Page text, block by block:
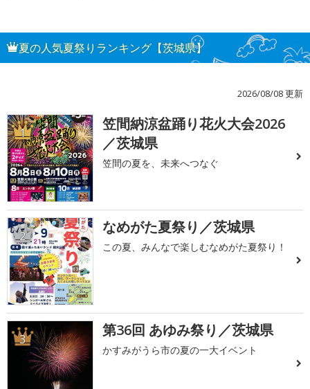
夏の人気夏祭りランキング【茨城県】
2026/08/08 更新
1
笠間納涼盆踊り花火大会2026
／茨城県
笠間の夏を、未来へつなぐ
2 なめがた夏祭り／茨城県
この夏、みんなで楽しむなめがた夏祭り！
3 第36回 あゆみ祭り／茨城県
かすみがうら市の夏の一大イベント